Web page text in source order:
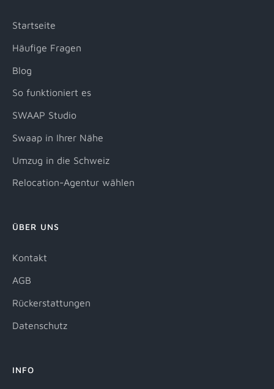
Startseite
Häufige Fragen
Blog
So funktioniert es
SWAAP Studio
Swaap in Ihrer Nähe
Umzug in die Schweiz
Relocation-Agentur wählen
ÜBER UNS
Kontakt
AGB
Rückerstattungen
Datenschutz
INFO